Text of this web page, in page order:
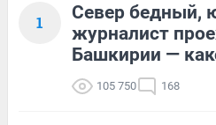
1
Север бедный,
журналист
Башкирии —
105 750 168